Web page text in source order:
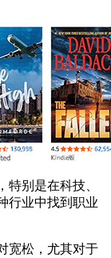
特别是在科技、
行业中找到职业
宽松，尤其对于